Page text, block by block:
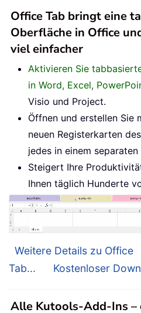
Office Tab bringt eine
Oberfläche in Office
viel einfacher
Aktivieren Sie
in Word, Excel,
Visio und Project.
Öffnen und erstellen Sie
neuen Registerkarten
jedes in einem
Steigert Ihre
Ihnen täglich Hunderte
Weitere Details zu Office
Tab...
Kostenloser
Alle Kutools-Add-Ins –